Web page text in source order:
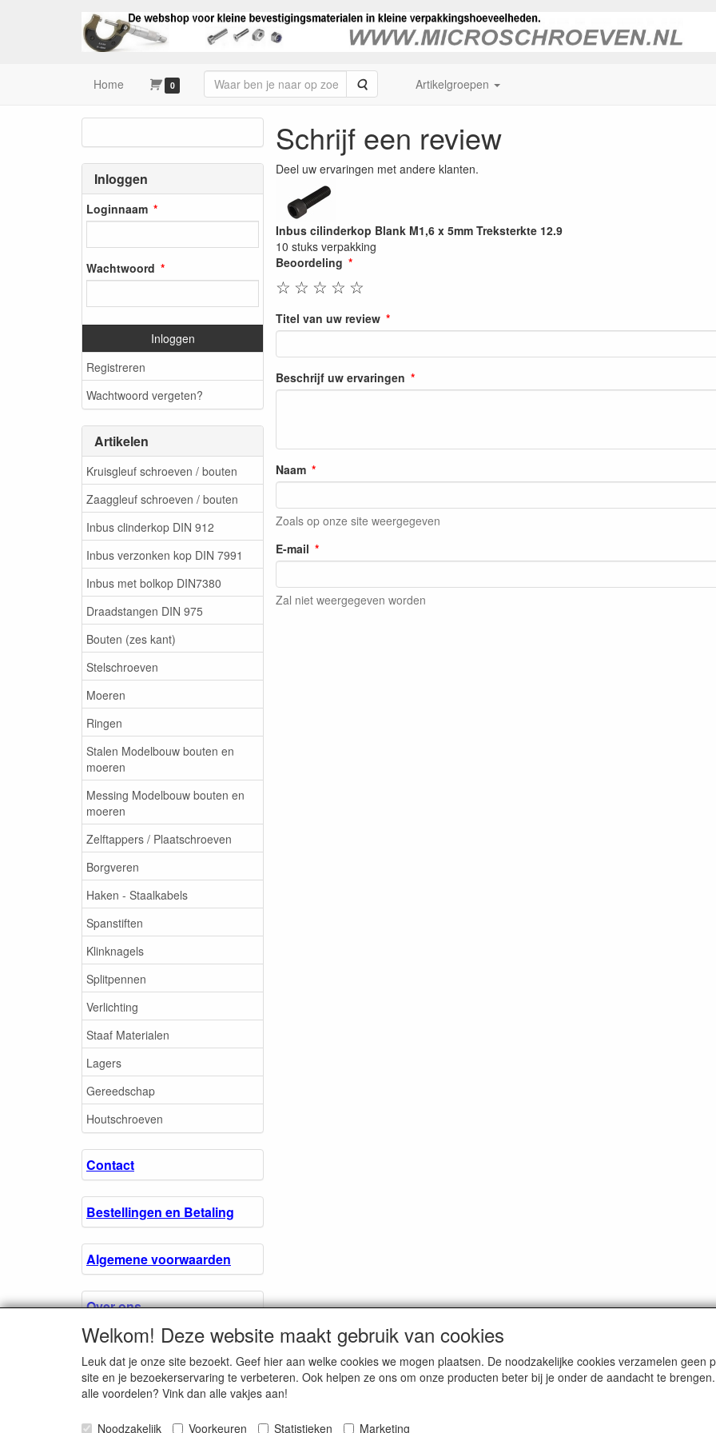
Home 0 Zoeken Artikelgroepen
Inloggen
Loginnaam
Wachtwoord
Inloggen
Registreren
Wachtwoord vergeten?
Artikelen
Kruisgleuf schroeven / bouten
Zaaggleuf schroeven / bouten
Inbus clinderkop DIN 912
Inbus verzonken kop DIN 7991
Inbus met bolkop DIN7380
Draadstangen DIN 975
Bouten (zes kant)
Stelschroeven
Moeren
Ringen
Stalen Modelbouw bouten en
moeren
Messing Modelbouw bouten en
moeren
Zelftappers / Plaatschroeven
Borgveren
Haken - Staalkabels
Spanstiften
Klinknagels
Splitpennen
Verlichting
Staaf Materialen
Lagers
Gereedschap
Houtschroeven
Contact
Bestellingen en Betaling
Algemene voorwaarden
Over ons.
Privacyverklaring
Schrijf een review
Deel uw ervaringen met andere klanten.
Inbus cilinderkop Blank M1,6 x 5mm Treksterkte 12.9
10 stuks verpakking
Beoordeling
☆
☆
☆
☆
☆
Titel van uw review
Beschrijf uw ervaringen
Naam
Zoals op onze site weergegeven
E-mail
Zal niet weergegeven worden
Welkom! Deze website maakt gebruik van cookies
Leuk dat je onze site bezoekt. Geef hier aan welke cookies we mogen plaatsen. De noodzakelijke cookies verzamelen
site en je bezoekerservaring te verbeteren. Ook helpen ze ons om onze producten beter bij je onder de aandacht te
alle voordelen? Vink dan alle vakjes aan!
Noodzakelijk Voorkeuren Statistieken Marketing